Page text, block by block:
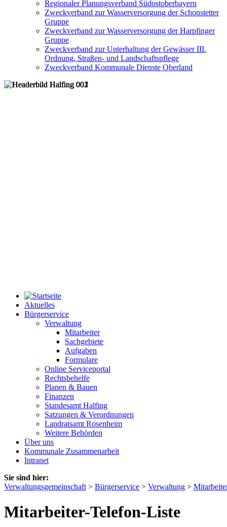
Regionaler Planungsverband Südostoberbayern
Zweckverband zur Wasserversorgung der Schonstetter
Gruppe
Zweckverband zur Wasserversorgung der Harpfinger
Gruppe
Zweckverband zur Unterhaltung der Gewässer III.
Ordnung, Straßen- und Landschaftspflege
Zweckverband Kommunale Dienste Oberland
Aktuelles
Bürgerservice
Verwaltung
Mitarbeiter
Sachgebiete
Aufgaben
Formulare
Online Serviceportal
Rechtsbehelfe
Planen & Bauen
Finanzen
Standesamt Halfing
Satzungen & Verordnungen
Landratsamt Rosenheim
Weitere Behörden
Über uns
Kommunale Zusammenarbeit
Intranet
Sie sind hier:
Verwaltungsgemeinschaft > Bürgerservice > Verwaltung >
Mitarbeiter-Telefon-Liste